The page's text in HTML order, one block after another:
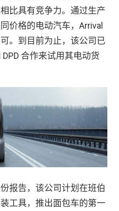
比具有竞争力。通过生产
价格的电动汽车，Arrival
。到目前为止，该公司已
合作来试用其电动货
报告，该公司计划在班伯
工具，推出面包车的第一